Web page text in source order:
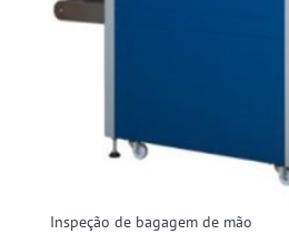
Inspeção de bagagem de mão